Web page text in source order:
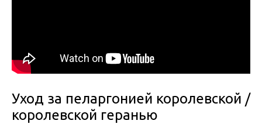
Уход за пеларгонией королевской /
королевской геранью